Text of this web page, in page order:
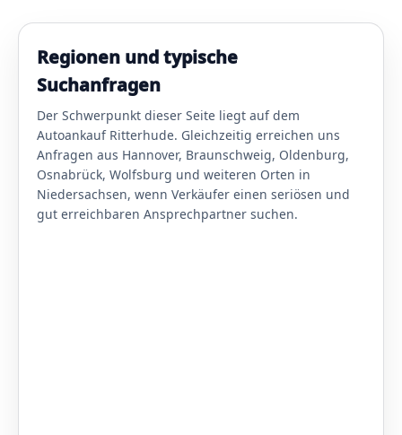
Regionen und typische
Suchanfragen
Der Schwerpunkt dieser Seite liegt auf dem
Autoankauf Ritterhude. Gleichzeitig erreichen uns
Anfragen aus Hannover, Braunschweig, Oldenburg,
Osnabrück, Wolfsburg und weiteren Orten in
Niedersachsen, wenn Verkäufer einen seriösen und
gut erreichbaren Ansprechpartner suchen.